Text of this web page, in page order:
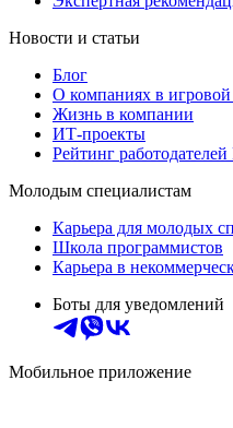
Новости и статьи
Блог
О компаниях в
Жизнь в компании
ИТ-проекты
Рейтинг работодателей
Молодым специалистам
Карьера для молодых
Школа программистов
Карьера в
Боты для уведомлений
Мобильное приложение